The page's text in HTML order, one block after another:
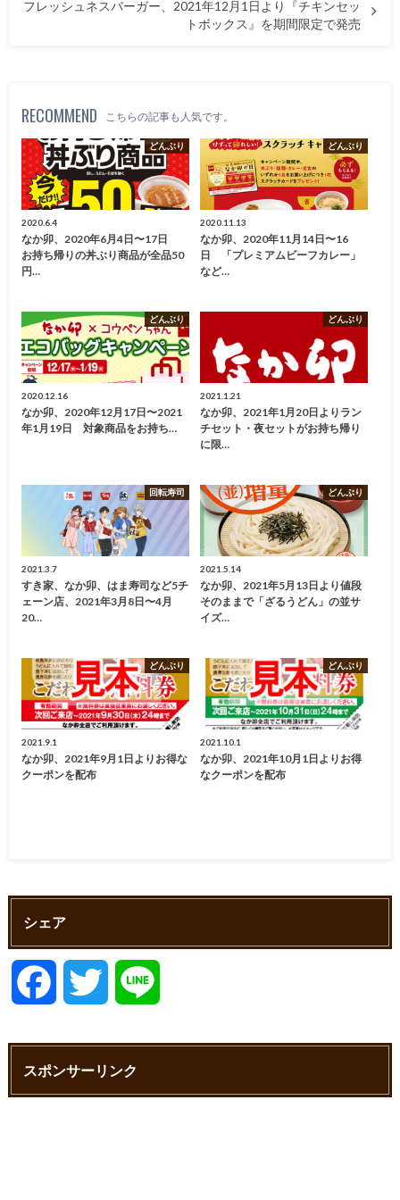
フレッシュネスバーガー、2021年12月1日より『チキンセッ
トボックス』を期間限定で発売
RECOMMEND こちらの記事も人気です。
どんぶり
2020.6.4
なか卯、2020年6月4日〜17日
お持ち帰りの丼ぶり商品が全品50
円…
どんぶり
2020.11.13
なか卯、2020年11月14日〜16
日 「プレミアムビーフカレー」
など…
どんぶり
2020.12.16
なか卯、2020年12月17日〜2021
年1月19日 対象商品をお持ち…
どんぶり
2021.1.21
なか卯、2021年1月20日よりラン
チセット・夜セットがお持ち帰り
に限…
回転寿司
2021.3.7
すき家、なか卯、はま寿司など5チ
ェーン店、2021年3月8日〜4月
20…
どんぶり
2021.5.14
なか卯、2021年5月13日より値段
そのままで「ざるうどん」の並サ
イズ…
どんぶり
2021.9.1
なか卯、2021年9月1日よりお得な
クーポンを配布
どんぶり
2021.10.1
なか卯、2021年10月1日よりお得
なクーポンを配布
シェア
c i
スポンサーリンク